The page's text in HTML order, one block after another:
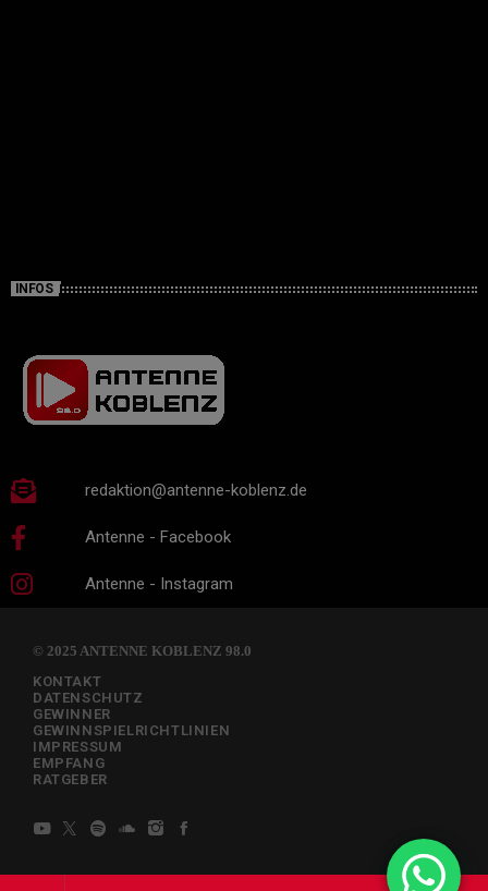
INFOS
redaktion@antenne-koblenz.de
Antenne - Facebook
Antenne - Instagram
© 2025 ANTENNE KOBLENZ 98.0
KONTAKT
DATENSCHUTZ
GEWINNER
GEWINNSPIELRICHTLINIEN
IMPRESSUM
EMPFANG
RATGEBER